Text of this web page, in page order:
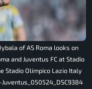
of AS Roma looks on
and Juventus FC at Stadio
Stadio Olimpico Lazio Italy